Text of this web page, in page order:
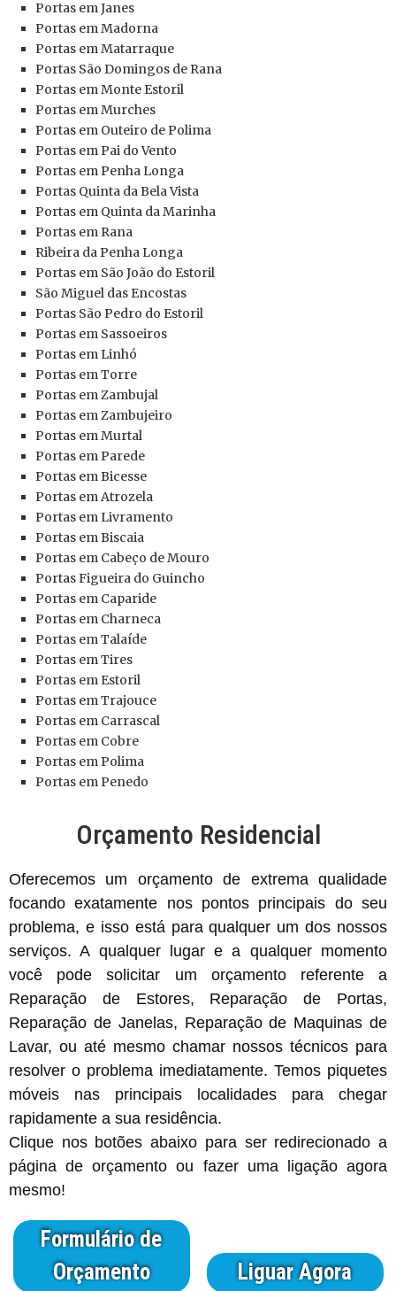
Portas em Janes
Portas em Madorna
Portas em Matarraque
Portas São Domingos de Rana
Portas em Monte Estoril
Portas em Murches
Portas em Outeiro de Polima
Portas em Pai do Vento
Portas em Penha Longa
Portas Quinta da Bela Vista
Portas em Quinta da Marinha
Portas em Rana
Ribeira da Penha Longa
Portas em São João do Estoril
São Miguel das Encostas
Portas São Pedro do Estoril
Portas em Sassoeiros
Portas em Linhó
Portas em Torre
Portas em Zambujal
Portas em Zambujeiro
Portas em Murtal
Portas em Parede
Portas em Bicesse
Portas em Atrozela
Portas em Livramento
Portas em Biscaia
Portas em Cabeço de Mouro
PortasFigueira do Guincho
Portas em Caparide
Portas em Charneca
Portas em Talaíde
Portas em Tires
Portas em Estoril
Portas em Trajouce
Portas em Carrascal
Portas em Cobre
Portas em Polima
Portas em Penedo
Orçamento Residencial
Oferecemos um orçamento de extrema qualidade
focando exatamente nos pontos principais do seu
problema, e isso está para qualquer um dos nossos
serviços. A qualquer lugar e a qualquer momento
você pode solicitar um orçamento referente a
Reparação de Estores, Reparação de Portas,
Reparação de Janelas, Reparação de Maquinas de
Lavar, ou até mesmo chamar nossos técnicos para
resolver o problema imediatamente. Temos piquetes
móveis nas principais localidades para chegar
rapidamente a sua residência.
Clique nos botões abaixo para ser redirecionado a
página de orçamento ou fazer uma ligação agora
mesmo!
Formulário de
Orçamento
Liguar Agora